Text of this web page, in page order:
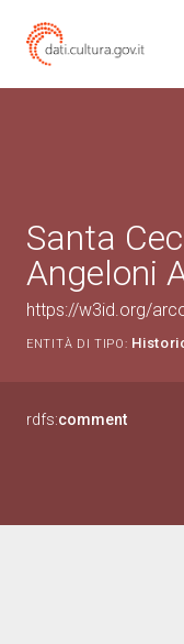
Santa
Angeloni
https://w3id.org/
ENTITÀ DI TIPO:
rdfs:comment